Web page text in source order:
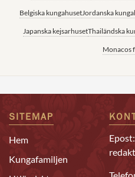
Belgiska kungahusetJordanska
Japanska kejsarhusetThailändska
Monacos
SITEMAP
Hem
Kungafamiljen
Epost: